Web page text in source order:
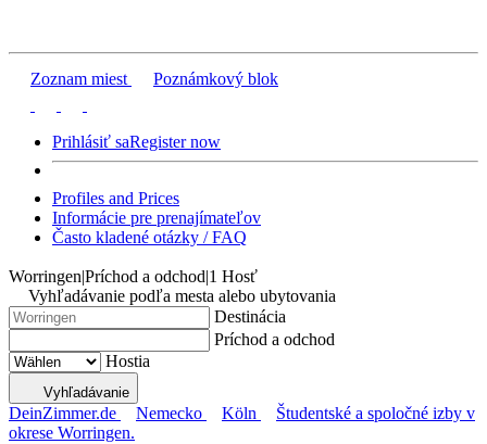
Zoznam miest Poznámkový blok
Prihlásiť saRegister now
Profiles and Prices
Informácie pre prenajímateľov
Často kladené otázky / FAQ
Worringen|Príchod a odchod|1 Hosť
Vyhľadávanie podľa mesta alebo ubytovania
Destinácia
Príchod a odchod
Hostia
Vyhľadávanie
DeinZimmer.de Nemecko Köln
Študentské a spoločné izby v
okrese Worringen.